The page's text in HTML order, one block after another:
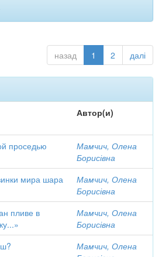
назад 1 2 далі
Автор(и)
проседью
Мамчич, Олена
Борисівна
мира шара
Мамчич, Олена
Борисівна
пливе в
Мамчич, Олена
Борисівна
Мамчич, Олена